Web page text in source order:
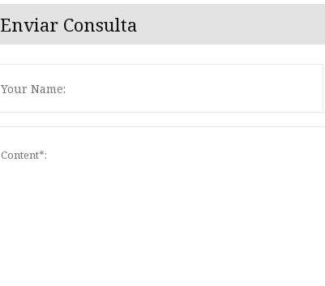
Enviar Consulta